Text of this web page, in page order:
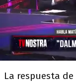
La respuesta de